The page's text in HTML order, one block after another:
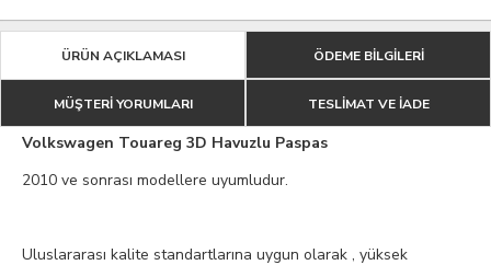
ÜRÜN AÇIKLAMASI ÖDEME BİLGİLERİ
MÜŞTERİ YORUMLARI TESLİMAT VE İADE
Volkswagen Touareg 3D Havuzlu Paspas
2010 ve sonrası modellere uyumludur.
Uluslararası kalite standartlarına uygun olarak , yüksek